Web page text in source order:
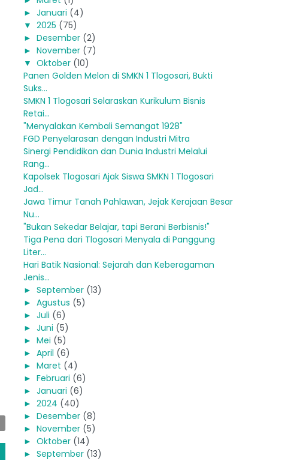
► Januari (4)
▼ 2025 (75)
► Desember (2)
► November (7)
▼ Oktober (10)
Panen Golden Melon di SMKN 1 Tlogosari, Bukti
Suks...
SMKN 1 Tlogosari Selaraskan Kurikulum Bisnis
Retai...
"Menyalakan Kembali Semangat 1928"
FGD Penyelarasan dengan Industri Mitra
Sinergi Pendidikan dan Dunia Industri Melalui
Rang...
Kapolsek Tlogosari Ajak Siswa SMKN 1 Tlogosari
Jad...
Jawa Timur Tanah Pahlawan, Jejak Kerajaan Besar
Nu...
"Bukan Sekedar Belajar, tapi Berani Berbisnis!"
Tiga Pena dari Tlogosari Menyala di Panggung
Liter...
Hari Batik Nasional: Sejarah dan Keberagaman
Jenis...
► September (13)
► Agustus (5)
► Juli (6)
► Juni (5)
► Mei (5)
► April (6)
► Maret (4)
► Februari (6)
► Januari (6)
► 2024 (40)
► Desember (8)
► November (5)
► Oktober (14)
► September (13)